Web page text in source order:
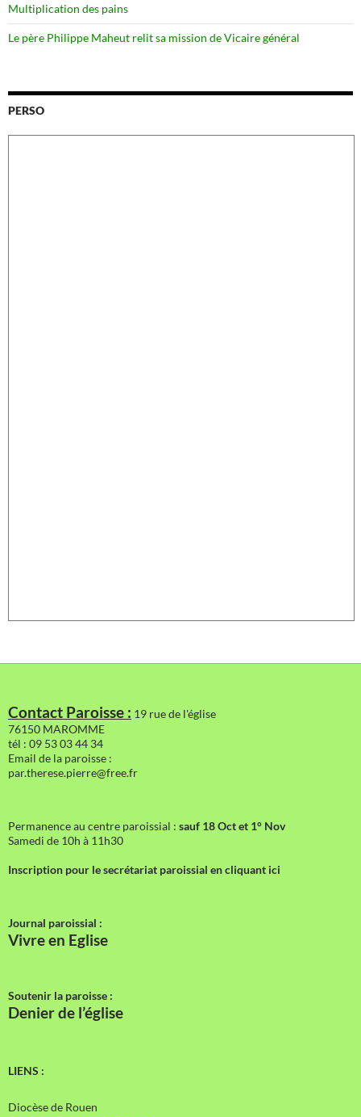
Multiplication des pains
Le père Philippe Maheut relit sa mission de Vicaire général
PERSO
Contact Paroisse : 19 rue de l'église
76150 MAROMME
tél : 09 53 03 44 34
Email de la paroisse :
par.therese.pierre@free.fr
Permanence au centre paroissial : sauf 18 Oct et 1° Nov
Samedi de 10h à 11h30
Inscription pour le secrétariat paroissial en cliquant ici
Journal paroissial :
Vivre en Eglise
Soutenir la paroisse :
Denier de l’église
LIENS :
Diocèse de Rouen